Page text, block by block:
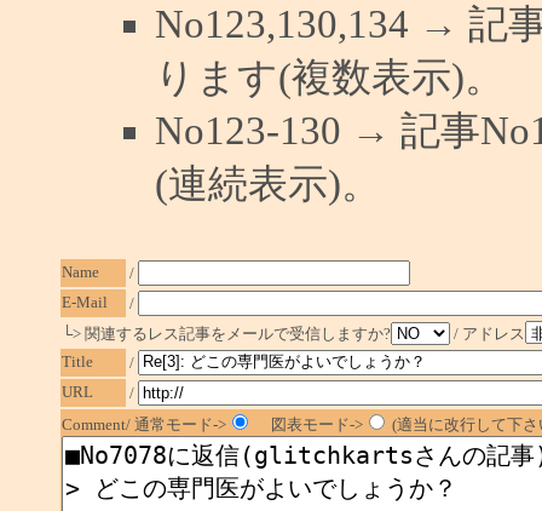
No123,130,134 → 記
ります(複数表示)。
No123-130 → 記事
(連続表示)。
Name
/
E-Mail
/
└> 関連するレス記事をメールで受信しますか?
/ アドレス
Title
/
URL
/
Comment/ 通常モード->
図表モード-> (適当に改行して下